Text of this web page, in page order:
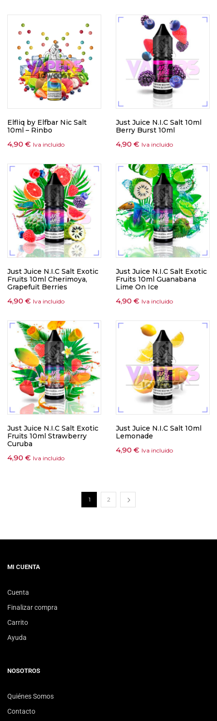
Elfliq by Elfbar Nic Salt
10ml – Rinbo
4,90 € Iva incluido
Just Juice N.I.C Salt 10ml
Berry Burst 10ml
4,90 € Iva incluido
Just Juice N.I.C Salt Exotic
Fruits 10ml Cherimoya,
Grapefuit Berries
4,90 € Iva incluido
Just Juice N.I.C Salt Exotic
Fruits 10ml Guanabana
Lime On Ice
4,90 € Iva incluido
Just Juice N.I.C Salt Exotic
Fruits 10ml Strawberry
Curuba
4,90 € Iva incluido
Just Juice N.I.C Salt 10ml
Lemonade
4,90 € Iva incluido
1 2
MI CUENTA
Cuenta
Finalizar compra
Carrito
Ayuda
NOSOTROS
Quiénes Somos
Contacto